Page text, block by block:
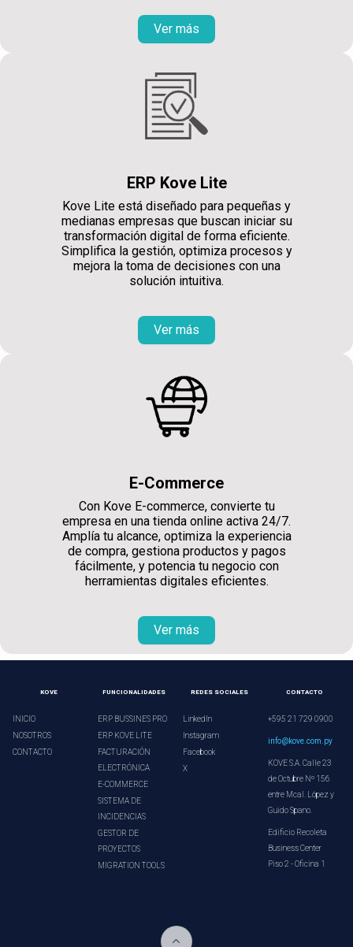
Ver más
ERP Kove Lite
Kove Lite está diseñado para pequeñas y
medianas empresas que buscan iniciar su
transformación digital de forma eficiente.
Simplifica la gestión, optimiza procesos y
mejora la toma de decisiones con una
solución intuitiva.
Ver más
E-Commerce
Con Kove E-commerce, convierte tu
empresa en una tienda online activa 24/7.
Amplía tu alcance, optimiza la experiencia
de compra, gestiona productos y pagos
fácilmente, y potencia tu negocio con
herramientas digitales eficientes.
Ver más
KOVE
INICIO
NOSOTROS
CONTACTO
FUNCIONALIDADES
ERP BUSSINES PRO
ERP KOVE LITE
FACTURACIÓN
ELECTRÓNICA
E-COMMERCE
SISTEMA DE
INCIDENCIAS
GESTOR DE
PROYECTOS
MIGRATION TOOLS
REDES SOCIALES
LinkedIn
Instagram
Facebook
X
CONTACTO
+595 21 729 0900
info@kove.com.py
KOVE S.A. Calle 23
de Octubre Nº 156
entre Mcal. López y
Guido Spano.
Edificio Recoleta
Business Center
Piso 2 - Oficina 1